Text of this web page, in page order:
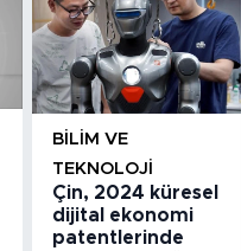
BILIM VE
TEKNOLOJI
Çin, 2024 küresel
dijital ekonomi
patentlerinde